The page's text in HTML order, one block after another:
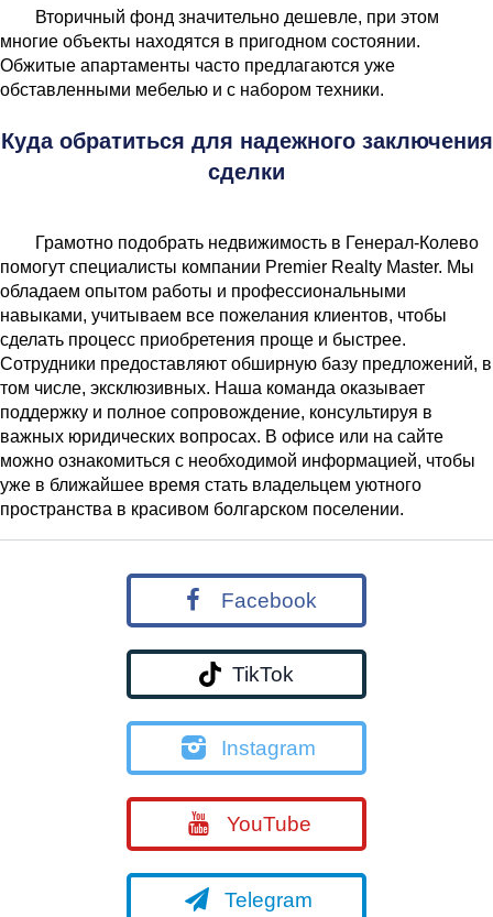
Вторичный фонд значительно дешевле, при этом
многие объекты находятся в пригодном состоянии.
Обжитые апартаменты часто предлагаются уже
обставленными мебелью и с набором техники.
Куда обратиться для надежного заключения
сделки
Грамотно подобрать недвижимость в Генерал-Колево
помогут специалисты компании Premier Realty Master. Мы
обладаем опытом работы и профессиональными
навыками, учитываем все пожелания клиентов, чтобы
сделать процесс приобретения проще и быстрее.
Сотрудники предоставляют обширную базу предложений, в
том числе, эксклюзивных. Наша команда оказывает
поддержку и полное сопровождение, консультируя в
важных юридических вопросах. В офисе или на сайте
можно ознакомиться с необходимой информацией, чтобы
уже в ближайшее время стать владельцем уютного
пространства в красивом болгарском поселении.
Facebook
TikTok
Instagram
YouTube
Telegram